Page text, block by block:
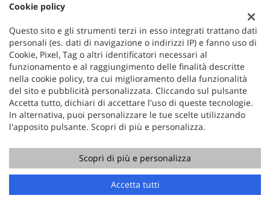
Contatta un consulente
Dati fiscali:
ALLES DI INVERSO LORENZO
Via Nazionale, 171 PD - 36056 Tezze sul Brenta
C.F/P.IVA:
03514030240
Registro delle imprese: PD
Cookie policy
Questo sito e gli strumenti terzi in esso integrati trattano dati
personali (es. dati di navigazione o indirizzi IP) e fanno uso di
Cookie, Pixel, Tag o altri identificatori necessari al
funzionamento e al raggiungimento delle finalità descritte
nella cookie policy, tra cui miglioramento della funzionalità
del sito e pubblicità personalizzata. Cliccando sul pulsante
Accetta tutto, dichiari di accettare l'uso di queste tecnologie.
In alternativa, puoi personalizzare le tue scelte utilizzando
l'apposito pulsante. Scopri di più e personalizza.
Scopri di più e personalizza
Accetta tutti